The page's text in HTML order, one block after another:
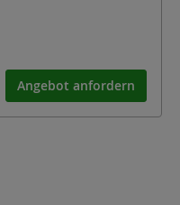
Angebot anfordern